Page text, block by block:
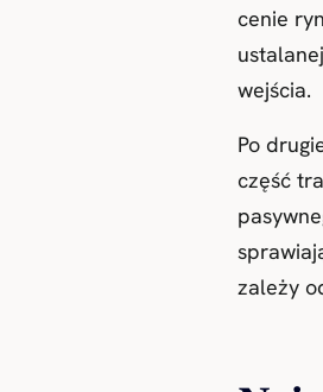
cenie
wejścia.
Po
część
zależy